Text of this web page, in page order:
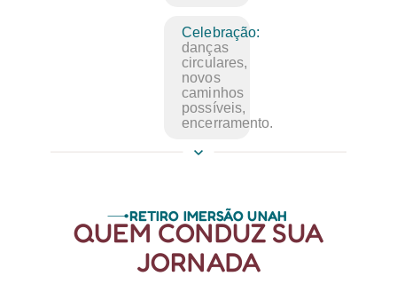
Celebração:
danças
circulares,
novos
caminhos
possíveis,
encerramento.
RETIRO IMERSÃO UNAH
QUEM CONDUZ SUA
JORNADA